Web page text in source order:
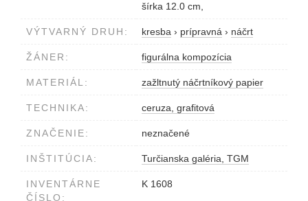
šírka 12.0 cm,
VÝTVARNÝ DRUH: kresba › prípravná › náčrt
ŽÁNER: figurálna kompozícia
MATERIÁL: zažltnutý náčrtníkový papier
TECHNIKA: ceruza, grafitová
ZNAČENIE: neznačené
INŠTITÚCIA: Turčianska galéria, TGM
INVENTÁRNE
ČÍSLO:
K 1608